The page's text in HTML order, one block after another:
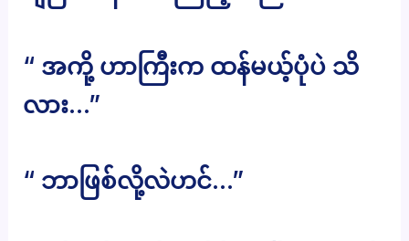
“ အကို့ ဟာကြီးက ထန်မယ့်ပုံပဲ သိ
လား…”
“ ဘာဖြစ်လို့လဲဟင်…”